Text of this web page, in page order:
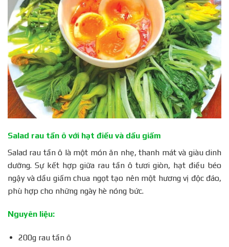
Salad rau tần ô với hạt điều và dầu giấm
Salad rau tần ô là một món ăn nhẹ, thanh mát và giàu dinh
dưỡng. Sự kết hợp giữa rau tần ô tươi giòn, hạt điều béo
ngậy và dầu giấm chua ngọt tạo nên một hương vị độc đáo,
phù hợp cho những ngày hè nóng bức.
Nguyên liệu:
200g rau tần ô